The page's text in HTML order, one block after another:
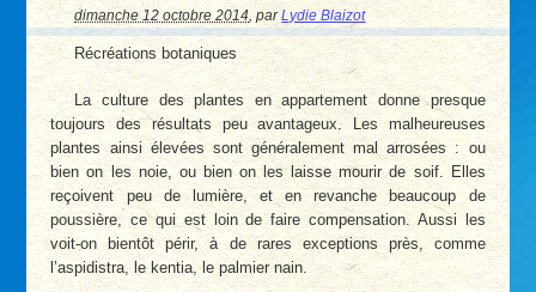
dimanche 12 octobre 2014 ,parLydie Blaizot
Récréations botaniques
La culture des plantes en appartement donne presque
toujours des résultats peu avantageux. Les malheureuses
plantes ainsi élevées sont généralement mal arrosées : ou
bien on les noie, ou bien on les laisse mourir de soif. Elles
reçoivent peu de lumière, et en revanche beaucoup de
poussière, ce qui est loin de faire compensation. Aussi les
voit-on bientôt périr, à de rares exceptions près, comme
l’aspidistra, le kentia, le palmier nain.